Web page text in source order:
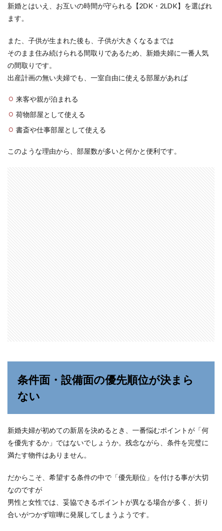
新婚とはいえ、お互いの時間が守られる【2DK・2LDK】を選ばれ
ます。
また、子供が生まれた後も、子供が大きくなるまでは
そのまま住み続けられる間取りであるため、新婚夫婦に一番人気
の間取りです。
出産計画の無い夫婦でも、一室自由に使える部屋があれば
来客や親が泊まれる
荷物部屋として使える
書斎や仕事部屋として使える
このような理由から、部屋数が多いと何かと便利です。
条件面・設備面の優先順位が決まら
ない
新婚夫婦が初めての新居を決めるとき、一番悩むポイントが「何
を優先するか」ではないでしょうか。残念ながら、条件を完璧に
満たす物件はありません。
だからこそ、希望する条件の中で「優先順位」を付ける事が大切
なのですが
男性と女性では、妥協できるポイントが異なる場合が多く、折り
合いがつかず喧嘩に発展してしまうようです。